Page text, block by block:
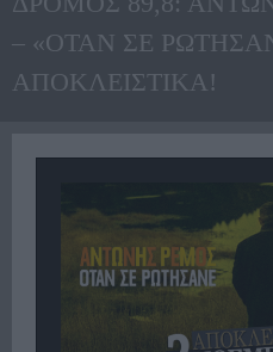
– «ΟΤΑΝ ΣΕ
ΑΠΟΚΛΕΙΣΤΙΚΑ!